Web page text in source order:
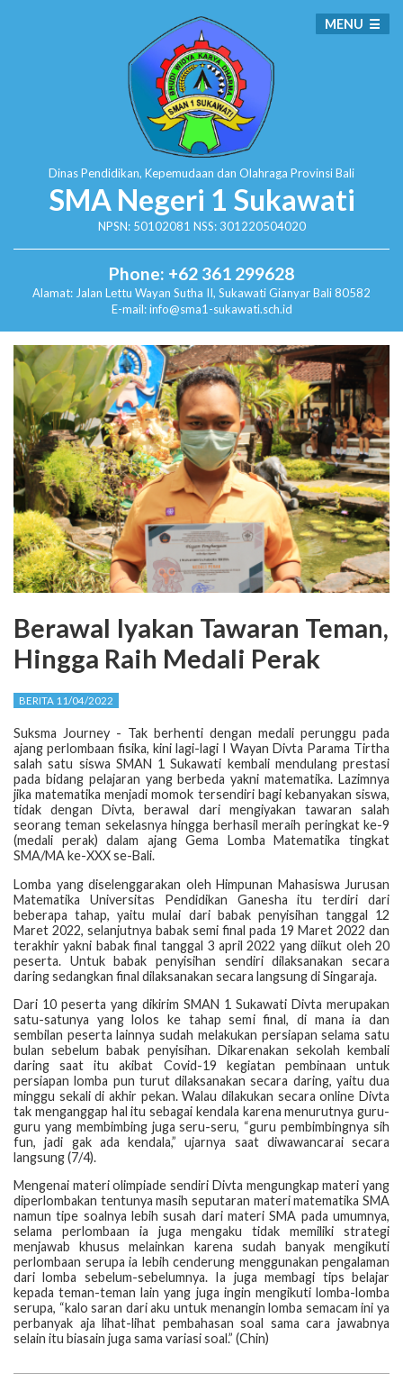
Dinas Pendidikan, Kepemudaan dan Olahraga Provinsi Bali
SMA Negeri 1 Sukawati
NPSN: 50102081 NSS: 301220504020
Phone: +62 361 299628
Alamat: Jalan Lettu Wayan Sutha II, SukawatiGianyar Bali 80582
E-mail: info@sma1-sukawati.sch.id
MENU
Berawal Iyakan Tawaran Teman,
Hingga Raih Medali Perak
BERITA 11/04/2022
Suksma Journey - Tak berhenti dengan medali perunggu pada
ajang perlombaan fisika, kini lagi-lagi I Wayan Divta Parama Tirtha
salah satu siswa SMAN 1 Sukawati kembali mendulang prestasi
pada bidang pelajaran yang berbeda yakni matematika. Lazimnya
jika matematika menjadi momok tersendiri bagi kebanyakan siswa,
tidak dengan Divta, berawal dari mengiyakan tawaran salah
seorang teman sekelasnya hingga berhasil meraih peringkat ke-9
(medali perak) dalam ajang Gema Lomba Matematika tingkat
SMA/MA ke-XXX se-Bali.
Lomba yang diselenggarakan oleh Himpunan Mahasiswa Jurusan
Matematika Universitas Pendidikan Ganesha itu terdiri dari
beberapa tahap, yaitu mulai dari babak penyisihan tanggal 12
Maret 2022, selanjutnya babak semi final pada 19 Maret 2022 dan
terakhir yakni babak final tanggal 3 april 2022 yang diikut oleh 20
peserta. Untuk babak penyisihan sendiri dilaksanakan secara
daring sedangkan final dilaksanakan secara langsung di Singaraja.
Dari 10 peserta yang dikirim SMAN 1 Sukawati Divta merupakan
satu-satunya yang lolos ke tahap semi final, di mana ia dan
sembilan peserta lainnya sudah melakukan persiapan selama satu
bulan sebelum babak penyisihan. Dikarenakan sekolah kembali
daring saat itu akibat Covid-19 kegiatan pembinaan untuk
persiapan lomba pun turut dilaksanakan secara daring, yaitu dua
minggu sekali di akhir pekan. Walau dilakukan secara online Divta
tak menganggap hal itu sebagai kendala karena menurutnya guru-
guru yang membimbing juga seru-seru, “guru pembimbingnya sih
fun, jadi gak ada kendala,” ujarnya saat diwawancarai secara
langsung (7/4).
Mengenai materi olimpiade sendiri Divta mengungkap materi yang
diperlombakan tentunya masih seputaran materi matematika SMA
namun tipe soalnya lebih susah dari materi SMA pada umumnya,
selama perlombaan ia juga mengaku tidak memiliki strategi
menjawab khusus melainkan karena sudah banyak mengikuti
perlombaan serupa ia lebih cenderung menggunakan pengalaman
dari lomba sebelum-sebelumnya. Ia juga membagi tips belajar
kepada teman-teman lain yang juga ingin mengikuti lomba-lomba
serupa, “kalo saran dari aku untuk menangin lomba semacam ini ya
perbanyak aja lihat-lihat pembahasan soal sama cara jawabnya
selain itu biasain juga sama variasi soal.” (Chin)